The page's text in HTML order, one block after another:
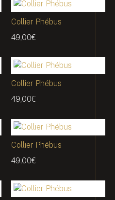
Collier Phébus
49,00€
Collier Phébus
49,00€
Collier Phébus
49,00€